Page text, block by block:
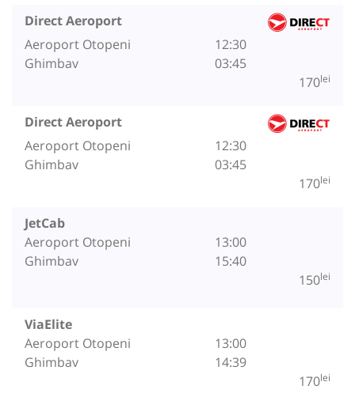
Direct Aeroport
Aeroport Otopeni
Ghimbav
12:30
03:45
170lei
Direct Aeroport
Aeroport Otopeni
Ghimbav
12:30
03:45
170lei
JetCab
Aeroport Otopeni
Ghimbav
13:00
15:40
150lei
ViaElite
Aeroport Otopeni
Ghimbav
13:00
14:39
170lei